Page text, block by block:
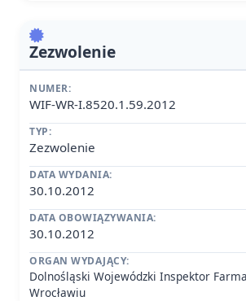
Zezwolenie
NUMER:
WIF-WR-I.8520.1.59.2012
TYP:
Zezwolenie
DATA WYDANIA:
30.10.2012
DATA OBOWIĄZYWANIA:
30.10.2012
ORGAN WYDAJĄCY:
Dolnośląski Wojewódzki Inspektor
Wrocławiu